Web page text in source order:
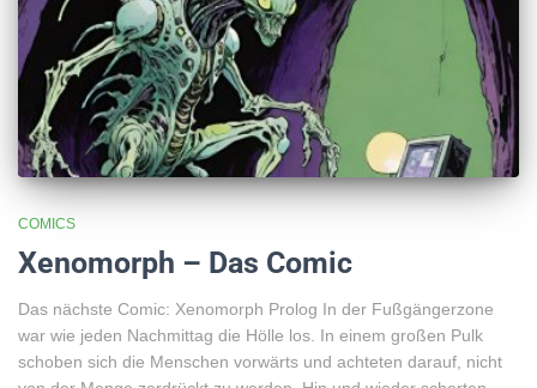
COMICS
Xenomorph – Das Comic
Das nächste Comic: Xenomorph Prolog In der Fußgängerzone
war wie jeden Nachmittag die Hölle los. In einem großen Pulk
schoben sich die Menschen vorwärts und achteten darauf, nicht